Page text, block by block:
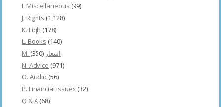
I. Miscellaneous (99)
J. Rights (1,128)
K. Fiqh (178)
L. Books (140)
M. اشعار (350)
N. Advice (971)
O. Audio (56)
P. Financial issues (32)
Q & A (68)